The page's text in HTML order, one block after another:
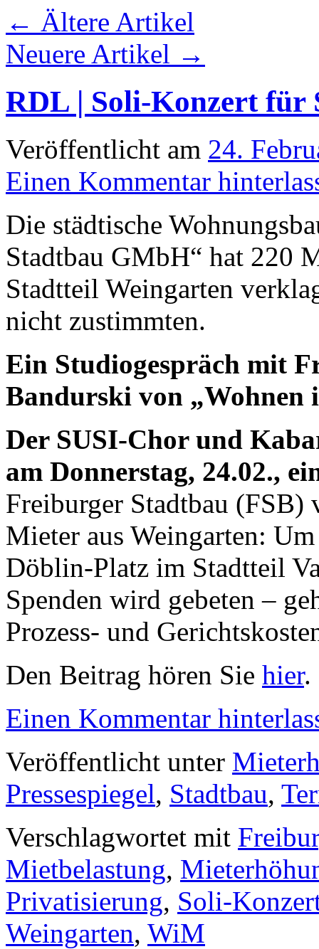
← Ältere Artikel
Neuere Artikel →
RDL | Soli-Konzert für
Veröffentlicht am 24.
Einen Kommentar
Die städtische
Stadtbau GMbH“ hat 220
Stadtteil Weingarten
nicht zustimmten.
Ein Studiogespräch mit
Bandurski von „Wohnen
Der SUSI-Chor und
am Donnerstag, 24.02.,
Freiburger Stadtbau
Mieter aus Weingarten:
Döblin-Platz im Stadtteil
Spenden wird gebeten –
Prozess- und
Den Beitrag hören Sie hier.
Einen Kommentar
Veröffentlicht unter
Pressespiegel, Stadtbau,
Verschlagwortet mit
Mietbelastung,
Privatisierung, Soli-
Weingarten, WiM